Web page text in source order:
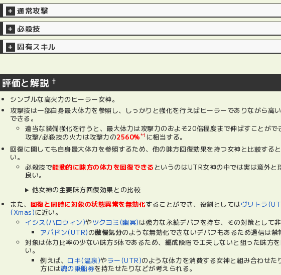
+ 通常攻撃
+ 必殺技
+ 固有スキル
評価と解説 †
シンプルな高火力のヒーラー女神。
攻撃技は一部自身最大体力を参照し、しっかりと強化を行えばヒーラーでありながら高
できる。
適当な装備強化を行うと、最大体力は攻撃力のおよそ20倍程度まで伸ばすことがで
攻撃/必殺技の火力は攻撃力の2560%*1 に相当する。
回復に関しても自身最大体力を参照するため、他の味方回復効果を持つ女神と比較する
い。
必殺技で能動的に味方の体力を回復できる というのはUTR女神の中では実は意外と
良い。
他女神の主要味方回復効果との比較
また、 回復と同時に対象の状態異常を無効化することができ、役割としてはヴリトラ
(Xmas)に近い。
イシス(ハロウィン)やツクヨミ(幽冥)は強力な永続デバフを持ち、その対策として非
アバドン(UTR)の傲慢気分のような無効化できないデバフもあるため過信は禁
対象は体力比率の少ない味方3体であるため、編成段階で工夫しないと狙った味方
い。
例えば、 ロキ(温泉)やラー(UTR)のような体力を消費する女神と組み合わせた
方には魂の乗船券を持たせたりなどが考えられる。